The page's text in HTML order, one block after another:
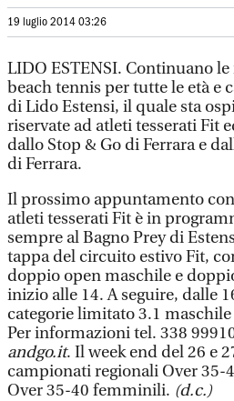
19 luglio 2014 03:26
LIDO ESTENSI. Continuano
beach tennis per tutte le età e
di Lido Estensi, il quale sta
riservate ad atleti tesserati Fit
dallo Stop & Go di Ferrara e
di Ferrara.
Il prossimo appuntamento
atleti tesserati Fit è in
sempre al Bagno Prey di
tappa del circuito estivo Fit,
doppio open maschile e
inizio alle 14. A seguire, dalle
categorie limitato 3.1
Per informazioni tel. 338
andgo.it. Il week end del 26 e
campionati regionali Over 35-
Over 35-40 femminili. (d.c.)